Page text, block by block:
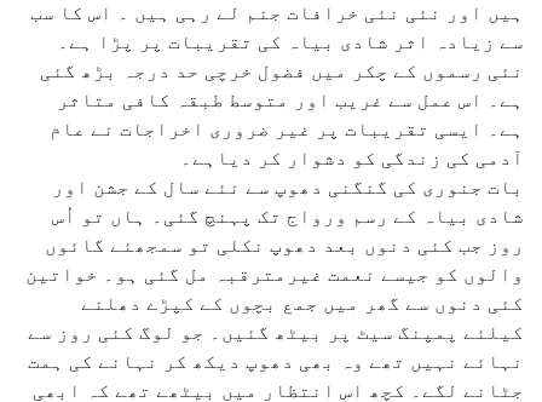
ہیں اور نئی نئی خرافات جنم لے رہی ہیں ۔ اس کا سب
سے زیادہ اثر شادی بیاہ کی تقریبات پر پڑا ہے۔
نئی رسموں کے چکر میں فضول خرچی حد درجہ بڑھ گئی
ہے۔ اس عمل سے غریب اور متوسط طبقہ کافی متاثر
ہے۔ ایسی تقریبات پر غیر ضروری اخراجات نے عام
آدمی کی زندگی کو دشوار کر دیاہے۔
بات جنوری کی گنگنی دھوپ سے نئے سال کے جشن اور
شادی بیاہ کے رسم ورواج تک پہنچ گئی۔ ہاں تو اُس
روز جب کئی دنوں بعد دھوپ نکلی تو سمجھئے گائوں
والوں کو جیسے نعمت غیرمترقبہ مل گئی ہو۔ خواتین
کئی دنوں سے گھر میں جمع بچوں کے کپڑے دھلنے
کیلئے پمپنگ سیٹ پر بیٹھ گئیں۔ جو لوگ کئی روز سے
نہائے نہیں تھے وہ بھی دھوپ دیکھ کر نہانے کی ہمت
جٹانے لگے۔ کچھ اس انتظار میں بیٹھے تھے کہ ابھی